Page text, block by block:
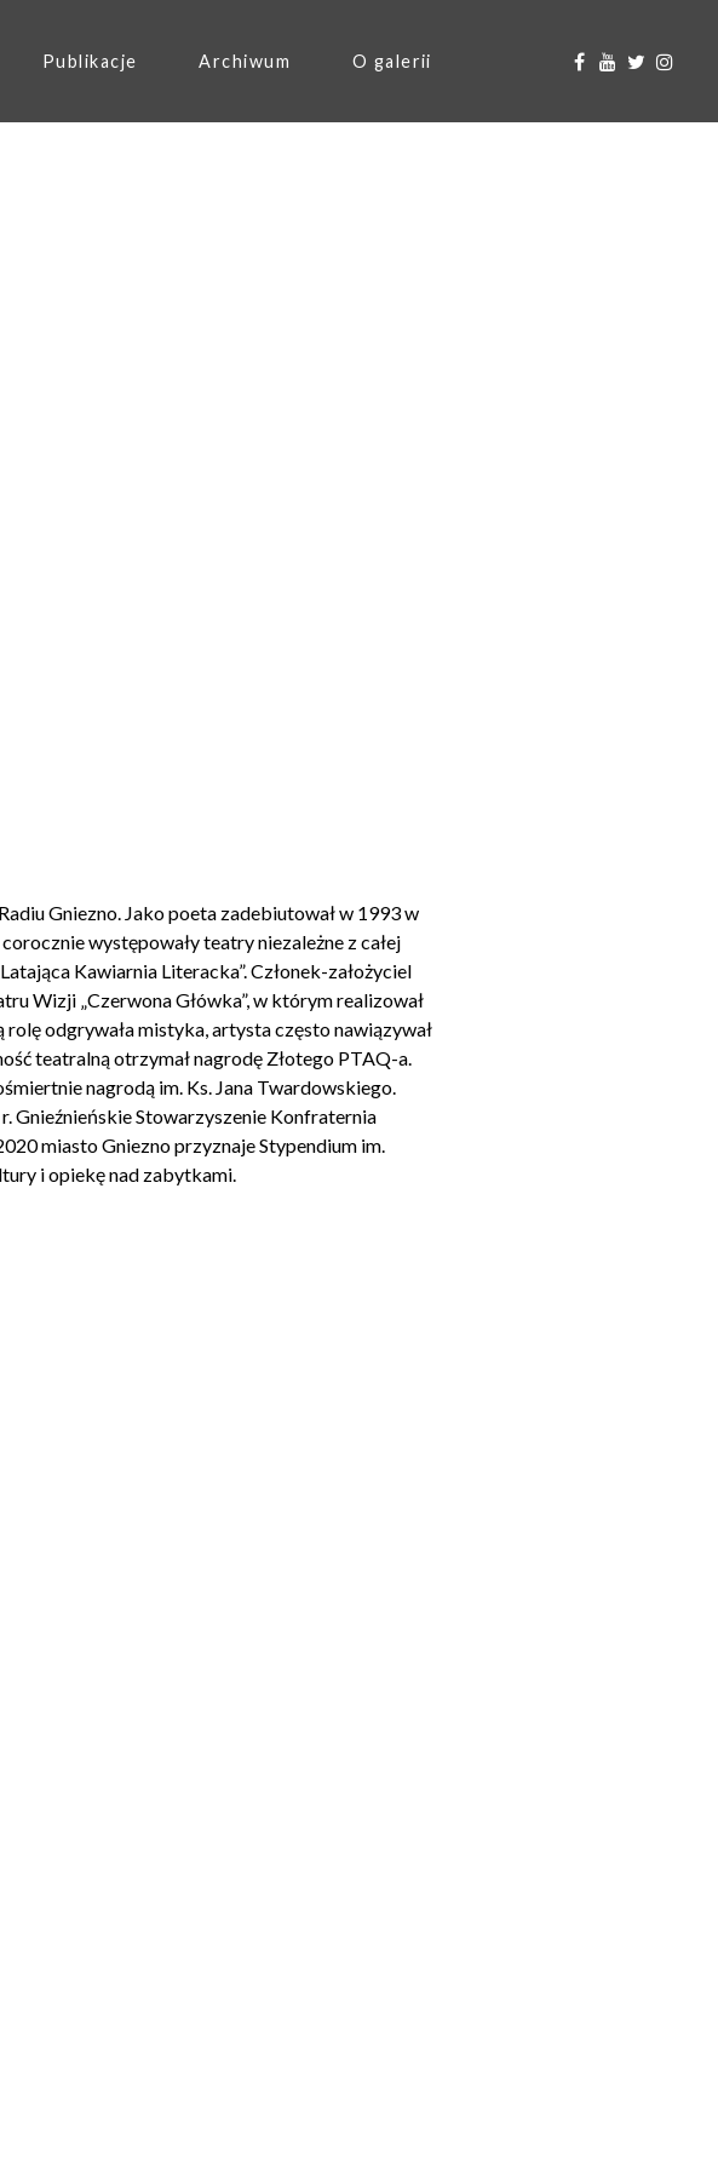
Publikacje Archiwum O galerii
Gniezno. Jako poeta zadebiutował w 1993 w
występowały teatry niezależne z całej
Kawiarnia Literacka”. Członek-założyciel
Wizji „Czerwona Główka”, w którym realizował
odgrywała mistyka, artysta często nawiązywał
teatralną otrzymał nagrodę Złotego PTAQ-a.
nagrodą im. Ks. Jana Twardowskiego.
Gnieźnieńskie Stowarzyszenie Konfraternia
miasto Gniezno przyznaje Stypendium im.
i opiekę nad zabytkami.